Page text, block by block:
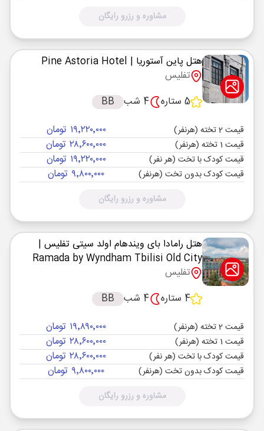
مشاوره و رزرو رایگان
هتل پاین آستوریا | Pine Astoria Hotel
تفلیس
5 ستاره
4 شب BB
قیمت 2 تخته (هرنفر) ۱۹٬۲۲۰٬۰۰۰ تومان
قیمت 1 تخته (هرنفر) ۲۸٬۶۰۰٬۰۰۰ تومان
قیمت کودک با تخت (هر نفر) ۱۹٬۲۲۰٬۰۰۰ تومان
قیمت کودک بدون تخت (هرنفر) ۹٬۸۰۰٬۰۰۰ تومان
مشاوره و رزرو رایگان
هتل رامادا بای ویندهام اولد سیتی تفلیس |
Ramada by Wyndham Tbilisi Old City
تفلیس
4 ستاره
4 شب BB
قیمت 2 تخته (هرنفر) ۱۹٬۸۹۰٬۰۰۰ تومان
قیمت 1 تخته (هرنفر) ۲۸٬۶۰۰٬۰۰۰ تومان
قیمت کودک با تخت (هر نفر) ۲۸٬۶۰۰٬۰۰۰ تومان
قیمت کودک بدون تخت (هرنفر) ۹٬۸۰۰٬۰۰۰ تومان
مشاوره و رزرو رایگان